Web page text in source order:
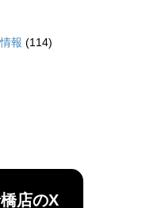
報 (114)
店のX